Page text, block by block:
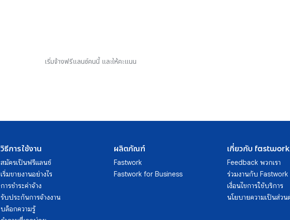
เริ่มจ้างฟรีแลนซ์คนนี้ และให้คะแนน
วิธีการใช้งาน
สมัครเป็นฟรีแลนซ์
เริ่มขายงานอย่างไร
การชำระค่าจ้าง
รับประกันการจ้างงาน
บล็อกความรู้
ผลิตภัณฑ์
Fastwork
Fastwork for Business
เกี่ยวกับ fastwork
Feedback พวกเรา
ร่วมงานกับ Fastwork
เงื่อนไขการใช้บริการ
นโยบายความเป็นส่วน